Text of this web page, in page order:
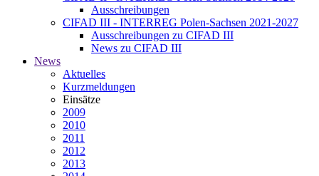
Ausschreibungen
CIFAD III - INTERREG Polen-Sachsen 2021-2027
Ausschreibungen zu CIFAD III
News zu CIFAD III
News
Aktuelles
Kurzmeldungen
Einsätze
2009
2010
2011
2012
2013